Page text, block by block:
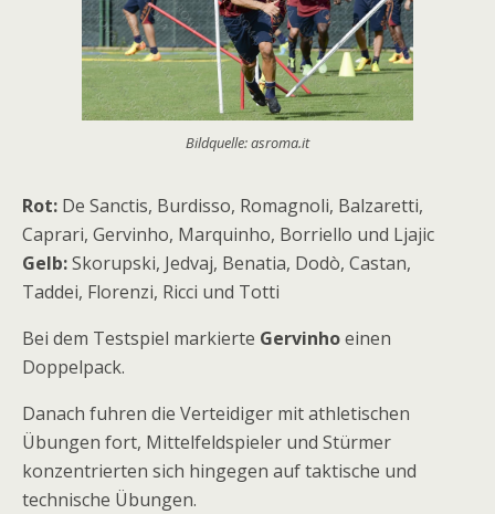
Bildquelle: asroma.it
Rot: De Sanctis, Burdisso, Romagnoli, Balzaretti,
Caprari, Gervinho, Marquinho, Borriello und Ljajic
Gelb:Skorupski, Jedvaj, Benatia, Dodò, Castan,
Taddei, Florenzi, Ricci und Totti
Bei dem Testspiel markierte Gervinhoeinen
Doppelpack.
Danach fuhren die Verteidiger mit athletischen
Übungen fort, Mittelfeldspieler und Stürmer
konzentrierten sich hingegen auf taktische und
technische Übungen.